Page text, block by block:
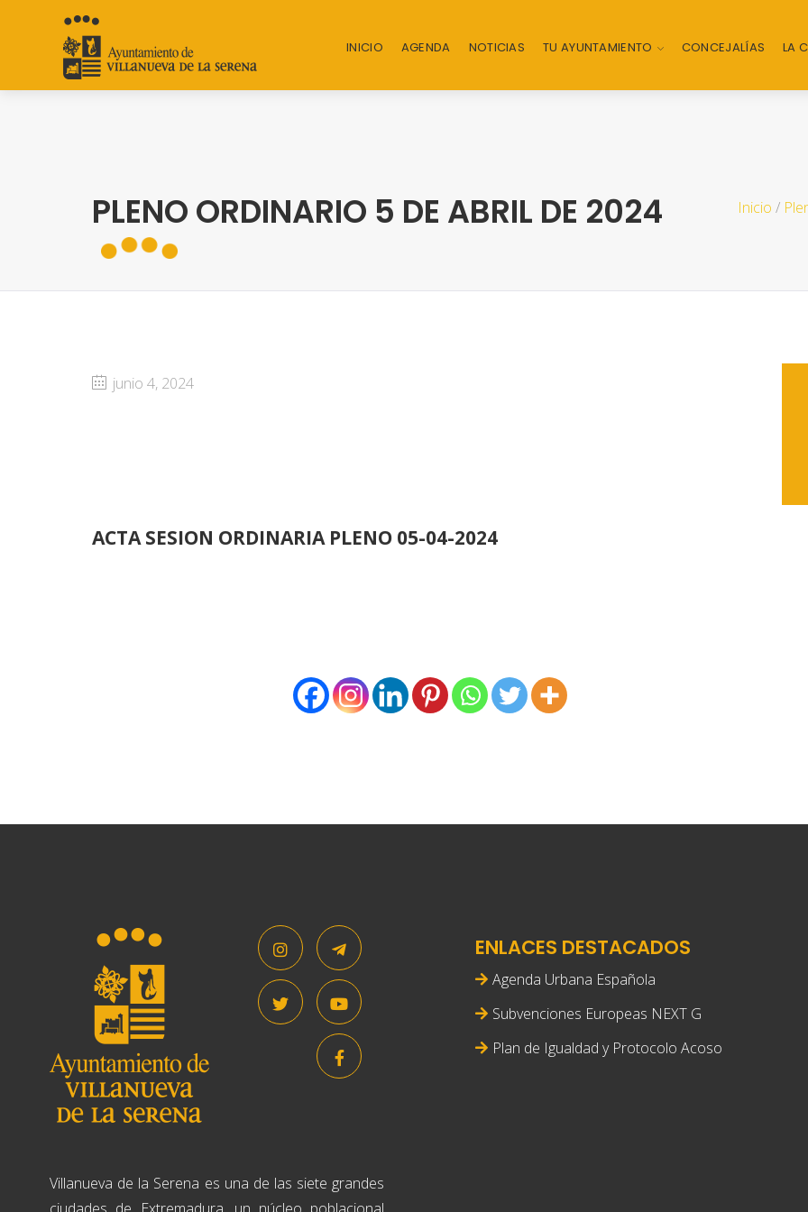
INICIO AGENDA NOTICIAS TU AYUNTAMIENTO CONCEJALÍAS LA
PLENO ORDINARIO 5 DE ABRIL DE 2024 Inicio /
junio 4, 2024
ACTA SESION ORDINARIA PLENO 05-04-2024
Villanueva de la Serena es una de las siete grandes
ENLACES DESTACADOS
Agenda Urbana Española
Subvenciones Europeas NEXT G
Plan de Igualdad y Protocolo Acoso